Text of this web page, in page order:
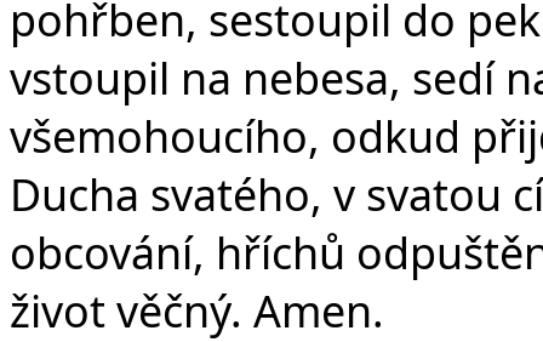
pohřben, sestoupil do
vstoupil na nebesa, sedí
všemohoucího, odkud
Ducha svatého, v svatou
obcování, hříchů
život věčný. Amen.